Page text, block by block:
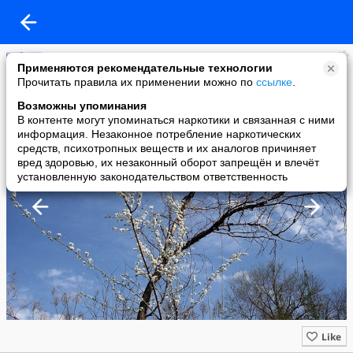
Применяются рекомендательные технологии
Прочитать правила их применении можно по ссылке
Возможны упоминания
В контенте могут упоминаться наркотики и связанная с ними
информация. Незаконное потребление наркотических
средств, психотропных веществ и их аналогов причиняет
вред здоровью, их незаконный оборот запрещён и влечёт
установленную законодательством ответственность
Ташкент
added a photo
13 Dec в 14:05
Like